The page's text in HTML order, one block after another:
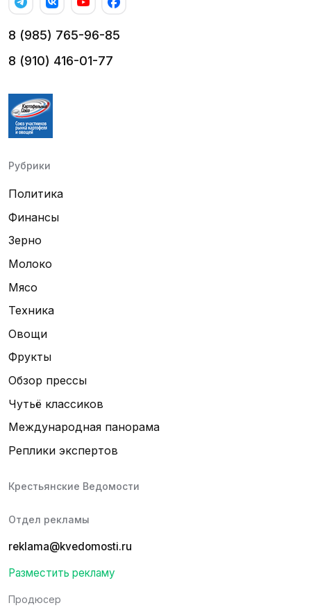
8 (985) 765-96-85
8 (910) 416-01-77
Рубрики
Политика
Финансы
Зерно
Молоко
Мясо
Техника
Овощи
Фрукты
Обзор прессы
Чутьё классиков
Международная панорама
Реплики экспертов
Крестьянские Ведомости
Отдел рекламы
reklama@kvedomosti.ru
Разместить рекламу
Продюсер